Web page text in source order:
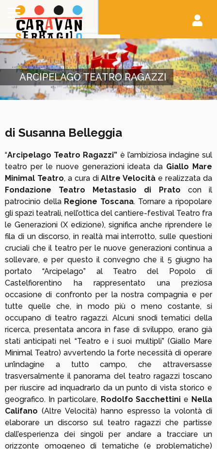
ARCIPELAGO TEATRO RAGAZZI
di Susanna Belleggia
“Arcipelago Teatro Ragazzi” è l’ambiziosa indagine sul
teatro per le nuove generazioni ideata da Giallo Mare
Minimal Teatro, a cura diAltre Velocità e realizzata da
Fondazione Teatro Metastasio di Prato con il
patrocinio della Regione Toscana. Tornare a ripopolare
gli spazi teatrali, nell’ottica del cantiere-festival Teatro fra
le Generazioni (X edizione), significa anche riprendere le
fila di un discorso, in realtà mai interrotto, sulle questioni
cruciali che il teatro per le nuove generazioni continua a
sollevare, e per questo il convegno che il 5 giugno ha
portato “Arcipelago” al Teatro del Popolo di
Castelfiorentino ha rappresentato una preziosa
occasione di confronto per la nostra compagnia e per
tutte quelle che, in modo più o meno costante, si
occupano di teatro ragazzi. Alcuni snodi tematici della
ricerca, presentata ancora in fase di sviluppo, erano già
stati anticipati nel “Teatro e i suoi multipli” (Giallo Mare
Minimal Teatro) avvertendo la forte necessità di operare
un’indagine a tutto campo, che attraversasse
trasversalmente il panorama del teatro ragazzi toscano
per riuscire ad inquadrarlo da un punto di vista storico e
geografico. In particolare, Rodolfo Sacchettini e Nella
Califano (Altre Velocità) hanno espresso la volontà di
elaborare un discorso sul teatro ragazzi che partisse
dall’esperienza dei singoli per andare a tracciare un
orizzonte omogeneo di tematiche (e problematiche)